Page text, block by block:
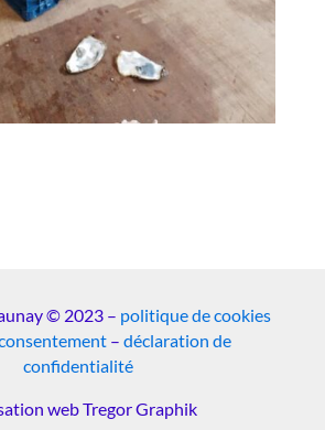
© 2023 – politique de cookies
– déclaration de
confidentialité
web Tregor Graphik